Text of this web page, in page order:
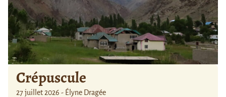
Crépuscule
27 juillet 2026 - Élyne Dragée